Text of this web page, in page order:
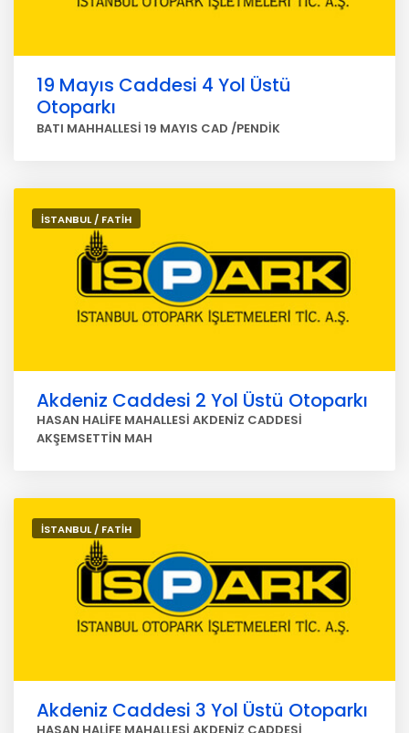
19 Mayıs Caddesi 4 Yol Üstü
Otoparkı
BATI MAHHALLESİ 19 MAYIS CAD /PENDİK
İSTANBUL / FATİH
Akdeniz Caddesi 2 Yol Üstü Otoparkı
HASAN HALİFE MAHALLESİ AKDENİZ CADDESİ
AKŞEMSETTİN MAH
İSTANBUL / FATİH
Akdeniz Caddesi 3 Yol Üstü Otoparkı